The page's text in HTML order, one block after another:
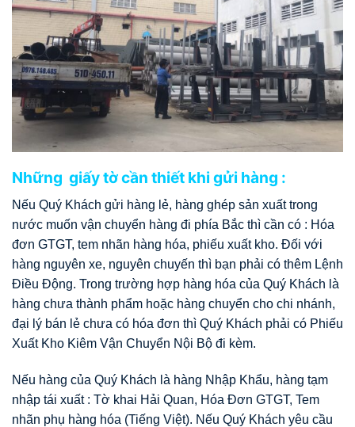
Những giấy tờ cần thiết khi gửi hàng :
Nếu Quý Khách gửi hàng lẻ, hàng ghép sản xuất trong
nước muốn vận chuyển hàng đi phía Bắc thì cần có : Hóa
đơn GTGT, tem nhãn hàng hóa, phiếu xuất kho. Đối với
hàng nguyên xe, nguyên chuyến thì bạn phải có thêm Lệnh
Điều Động. Trong trường hợp hàng hóa của Quý Khách là
hàng chưa thành phẩm hoặc hàng chuyển cho chi nhánh,
đại lý bán lẻ chưa có hóa đơn thì Quý Khách phải có Phiếu
Xuất Kho Kiêm Vận Chuyển Nội Bộ đi kèm.
Nếu hàng của Quý Khách là hàng Nhập Khẩu, hàng tạm
nhập tái xuất : Tờ khai Hải Quan, Hóa Đơn GTGT, Tem
nhãn phụ hàng hóa (Tiếng Việt). Nếu Quý Khách yêu cầu